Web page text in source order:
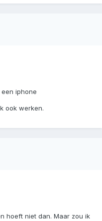
iphone
ook werken.
hoeft niet dan. Maar zou ik